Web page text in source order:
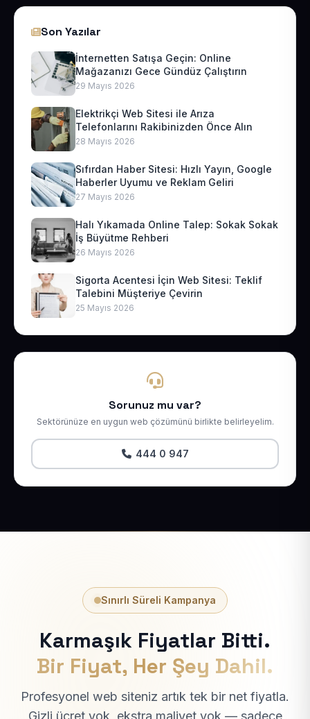
Son Yazılar
İnternetten Satışa Geçin: Online
Mağazanızı Gece Gündüz Çalıştırın
29 Mayıs 2026
Elektrikçi Web Sitesi ile Arıza
Telefonlarını Rakibinizden Önce Alın
28 Mayıs 2026
Sıfırdan Haber Sitesi: Hızlı Yayın, Google
Haberler Uyumu ve Reklam Geliri
27 Mayıs 2026
Halı Yıkamada Online Talep: Sokak Sokak
İş Büyütme Rehberi
26 Mayıs 2026
Sigorta Acentesi İçin Web Sitesi: Teklif
Talebini Müşteriye Çevirin
25 Mayıs 2026
Sorunuz mu var?
Sektörünüze en uygun web çözümünü birlikte belirleyelim.
444 0 947
Sınırlı Süreli Kampanya
Karmaşık Fiyatlar Bitti.
Bir Fiyat, Her Şey Dahil.
Profesyonel web siteniz artık tek bir net fiyatla.
Gizli ücret yok, ekstra maliyet yok — sadece